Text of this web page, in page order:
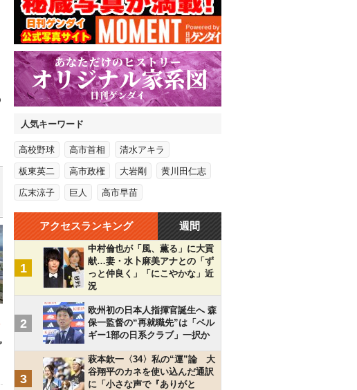
人気キーワード
高校野球 高市首相 清水アキラ
板東英二 高市政権 大岩剛 黄川田仁志
広末涼子 巨人 高市早苗
アクセスランキング 週間
1
中村倫也が「風、薫る」に大貢
献…妻・水卜麻美アナとの「ず
っと仲良く」「にこやかな」近
況
2
欧州初の日本人指揮官誕生へ 森
保一監督の“再就職先”は「ベル
ギー1部の日系クラブ」一択か
3
萩本欽一〈34〉私の“運”論 大
谷翔平のカネを使い込んだ通訳
に「小さな声で『ありがと